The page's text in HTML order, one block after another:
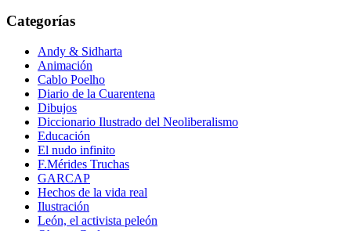
Categorías
Andy & Sidharta
Animación
Cablo Poelho
Diario de la Cuarentena
Dibujos
Diccionario Ilustrado del Neoliberalismo
Educación
El nudo infinito
F.Mérides Truchas
GARCAP
Hechos de la vida real
Ilustración
León, el activista peleón